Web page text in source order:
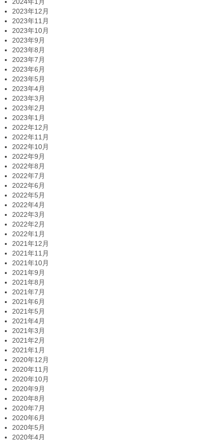
2023年12月
2023年11月
2023年10月
2023年9月
2023年8月
2023年7月
2023年6月
2023年5月
2023年4月
2023年3月
2023年2月
2023年1月
2022年12月
2022年11月
2022年10月
2022年9月
2022年8月
2022年7月
2022年6月
2022年5月
2022年4月
2022年3月
2022年2月
2022年1月
2021年12月
2021年11月
2021年10月
2021年9月
2021年8月
2021年7月
2021年6月
2021年5月
2021年4月
2021年3月
2021年2月
2021年1月
2020年12月
2020年11月
2020年10月
2020年9月
2020年8月
2020年7月
2020年6月
2020年5月
2020年4月